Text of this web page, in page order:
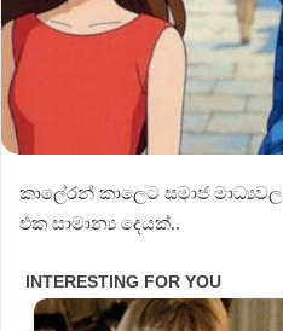
කාල්‍රෙන් කාලෙට සමාජ
එක සාමාන්‍ය දෙයක්..